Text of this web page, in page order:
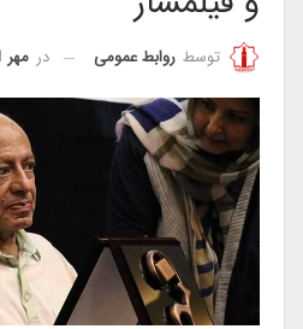
توسطروابط عمومی درمهر 1, 1398